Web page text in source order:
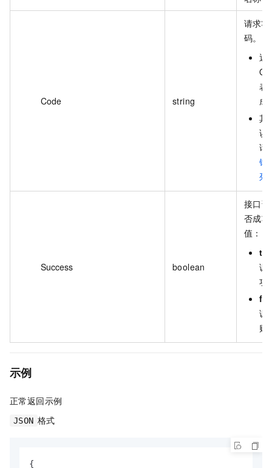
Code string
请求
码。
返
表
成
其
误
请
错
列
Success boolean
接口
否成
值：
调
功
调
败
示例
正常返回示例
JSON 格式
{